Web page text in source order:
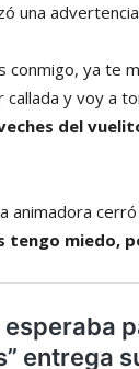
una
conmigo, ya te
callada y voy a
del
animadora
tengo miedo,